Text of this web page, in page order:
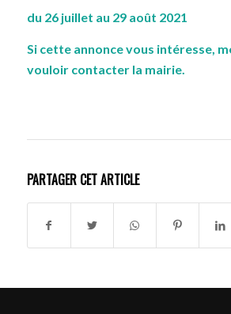
du 26 juillet au 29 août 2021
Si cette annonce vous intéresse,
vouloir contacter la mairie.
PARTAGER CET ARTICLE